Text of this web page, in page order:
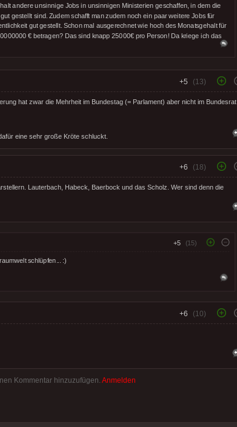
andere unsinnige Jobs in unsinnigen Ministerien geschaffen, in dem die
gestellt sind. Zudem schafft man zudem noch ein paar weitere Jobs für
gut gestellt. Schon mal ausgerechnet wie hoch des Monatsgehalt für
€ betragen? Das sind knapp 25000€ pro Person! Da kriege ich das
+5 (13)
hat zwar die Mehrheit im Bundestag (= Parlament) aber nicht im Bundesrat
eine sehr große Kröte schluckt.
+6 (18)
Lauterbach, Habeck, Baerbock und das Scholz. Wer sind denn die
+5 (15)
schlüpfen... :)
+6 (10)
Kommentar hinzuzufügen. Anmelden